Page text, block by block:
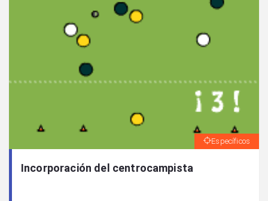
Específicos
Incorporación del centrocampista